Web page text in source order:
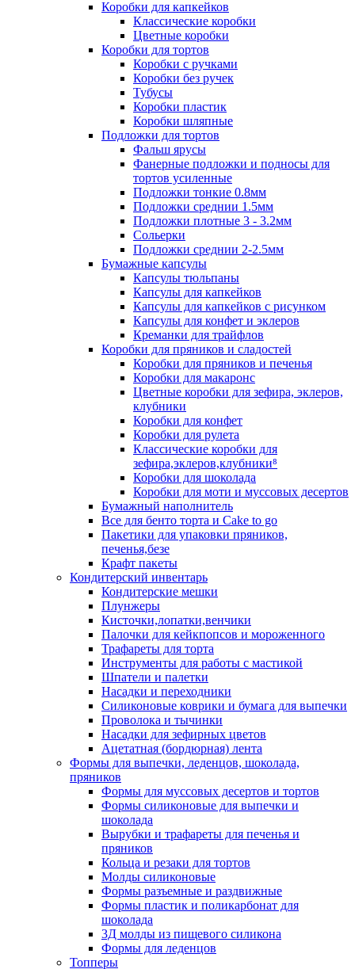
Коробки для капкейков
Классические коробки
Цветные коробки
Коробки для тортов
Коробки с ручками
Коробки без ручек
Тубусы
Коробки пластик
Коробки шляпные
Подложки для тортов
Фальш ярусы
Фанерные подложки и подносы для
тортов усиленные
Подложки тонкие 0.8мм
Подложки среднии 1.5мм
Подложки плотные 3 - 3.2мм
Сольерки
Подложки среднии 2-2.5мм
Бумажные капсулы
Капсулы тюльпаны
Капсулы для капкейков
Капсулы для капкейков с рисунком
Капсулы для конфет и эклеров
Креманки для трайфлов
Коробки для пряников и сладостей
Коробки для пряников и печенья
Коробки для макаронс
Цветные коробки для зефира, эклеров,
клубники
Коробки для конфет
Коробки для рулета
Классические коробки для
зефира,эклеров,клубники⁸
Коробки для шоколада
Коробки для моти и муссовых десертов
Бумажный наполнитель
Все для бенто торта и Cake to go
Пакетики для упаковки пряников,
печенья,безе
Крафт пакеты
Кондитерский инвентарь
Кондитерские мешки
Плунжеры
Кисточки,лопатки,венчики
Палочки для кейкпопсов и мороженного
Трафареты для торта
Инструменты для работы с мастикой
Шпатели и палетки
Насадки и переходники
Силиконовые коврики и бумага для выпечки
Проволока и тычинки
Насадки для зефирных цветов
Ацетатная (бордюрная) лента
Формы для выпечки, леденцов, шоколада,
пряников
Формы для муссовых десертов и тортов
Формы силиконовые для выпечки и
шоколада
Вырубки и трафареты для печенья и
пряников
Кольца и резаки для тортов
Молды силиконовые
Формы разъемные и раздвижные
Формы пластик и поликарбонат для
шоколада
3Д молды из пищевого силикона
Формы для леденцов
Топперы